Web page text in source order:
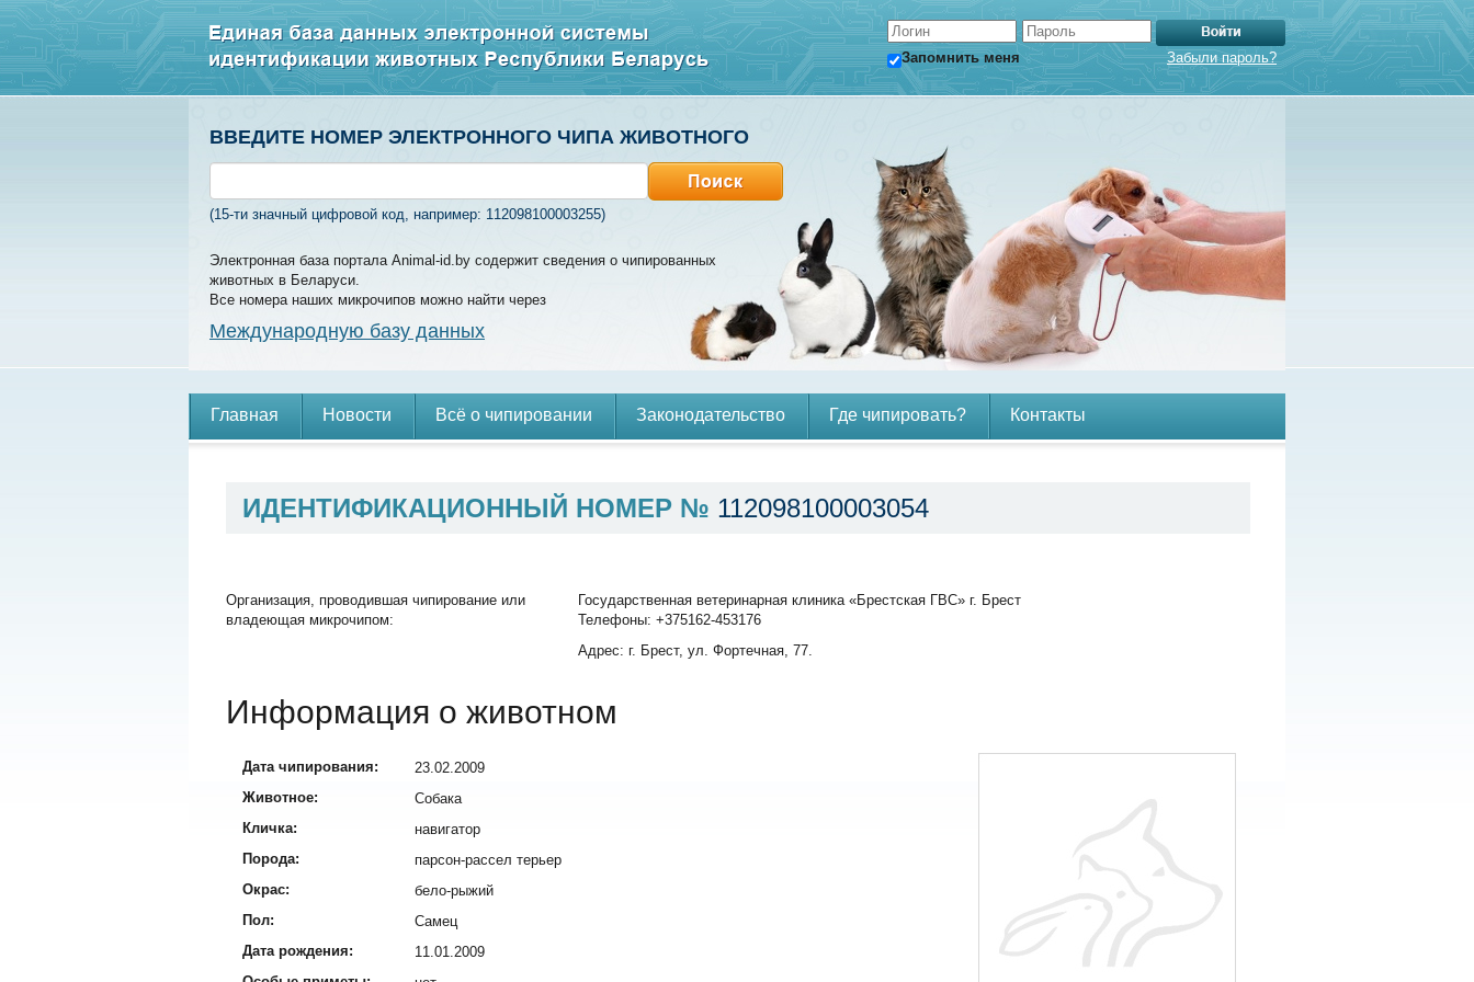
Запомнить меня Забыли пароль?
ВВЕДИТЕ НОМЕР ЭЛЕКТРОННОГО ЧИПА ЖИВОТНОГО
(15-ти значный цифровой код, например: 112098100003255)
Электронная база портала Animal-id.by содержит сведения о чипированных
животных в Беларуси.
Все номера наших микрочипов можно найти через
Международную базу данных
Главная Новости Всё о чипировании Законодательство Где чипировать? Контакты
ИДЕНТИФИКАЦИОННЫЙ НОМЕР № 112098100003054
Организация, проводившая чипирование или
владеющая микрочипом:
Государственная ветеринарная клиника «Брестская ГВС» г. Брест
Телефоны: +375162-453176
Адрес: г. Брест, ул. Фортечная, 77.
Информация о животном
Дата чипирования:
23.02.2009
Животное:
Собака
Кличка:
навигатор
Порода:
парсон-рассел терьер
Окрас:
бело-рыжий
Пол:
Самец
Дата рождения:
11.01.2009